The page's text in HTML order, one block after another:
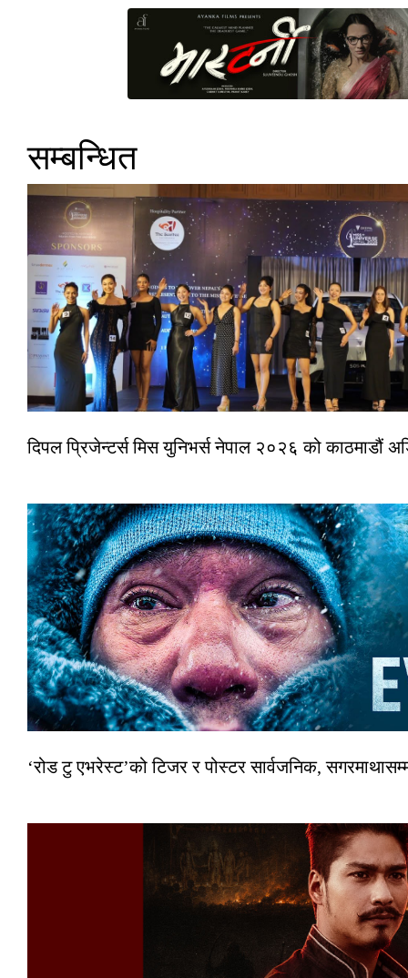
सम्बन्धित
दिपल प्रिजेन्टर्स मिस युनिभर्स नेपाल २०२६ को काठमाडौं
‘रोड टु एभरेस्ट’को टिजर र पोस्टर सार्वजनिक,